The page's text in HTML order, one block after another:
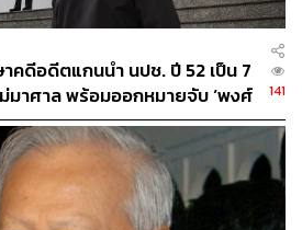
หารพลเอก เปรม ในเดือนเมษายน
คดีอดีตแกนนำ นปช. ปี 52 เป็น 7
มาศาล พร้อมออกหมายจับ ‘พงศ์
141